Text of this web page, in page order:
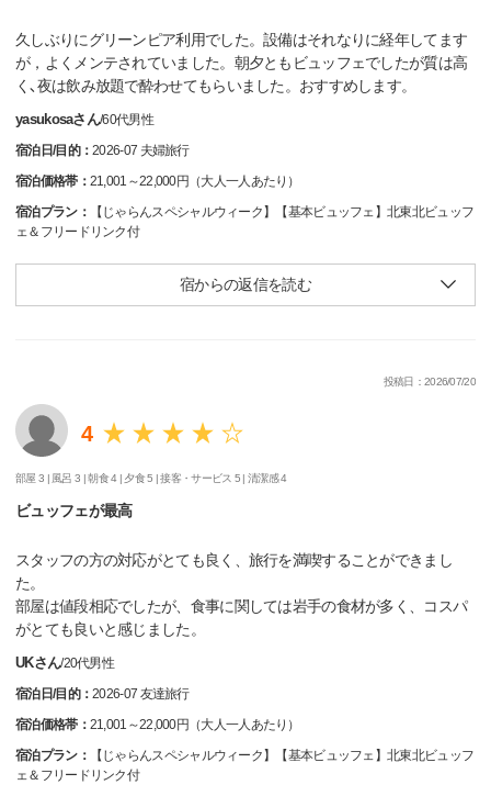
久しぶりにグリーンピア利用でした。設備はそれなりに経年してます
が，よくメンテされていました。朝夕ともビュッフェでしたが質は高
く､夜は飲み放題で酔わせてもらいました。おすすめします。
yasukosaさん/60代男性
宿泊日/目的：2026-07 夫婦旅行
宿泊価格帯： 21,001～22,000円（大人一人あたり）
宿泊プラン：
【じゃらんスペシャルウィーク】【基本ビュッフェ】北東北ビュッフ
ェ＆フリードリンク付
宿からの返信を読む
投稿日：2026/07/20
4
部屋 3 | 風呂 3 |朝食 4 | 夕食 5 |接客・サービス 5 |清潔感 4
ビュッフェが最高
スタッフの方の対応がとても良く、旅行を満喫することができまし
た。
部屋は値段相応でしたが、食事に関しては岩手の食材が多く、コスパ
がとても良いと感じました。
UKさん/20代男性
宿泊日/目的：2026-07 友達旅行
宿泊価格帯： 21,001～22,000円（大人一人あたり）
宿泊プラン：
【じゃらんスペシャルウィーク】【基本ビュッフェ】北東北ビュッフ
ェ＆フリードリンク付